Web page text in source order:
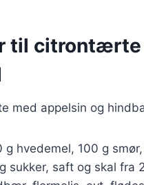
til citrontærte
med appelsin og
g hvedemel, 100 g
sukker, saft og skal fra